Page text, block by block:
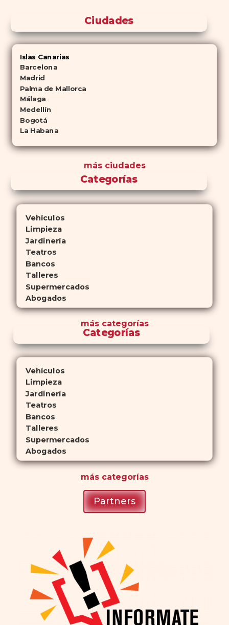
Ciudades
Islas Canarias
Barcelona
Madrid
Palma de Mallorca
Málaga
Medellín
Bogotá
La Habana
más ciudades
Categorías
Vehículos
Limpieza
Jardinería
Teatros
Bancos
Talleres
Supermercados
Abogados
máscategorías
Categorías
Vehículos
Limpieza
Jardinería
Teatros
Bancos
Talleres
Supermercados
Abogados
máscategorías
Partners